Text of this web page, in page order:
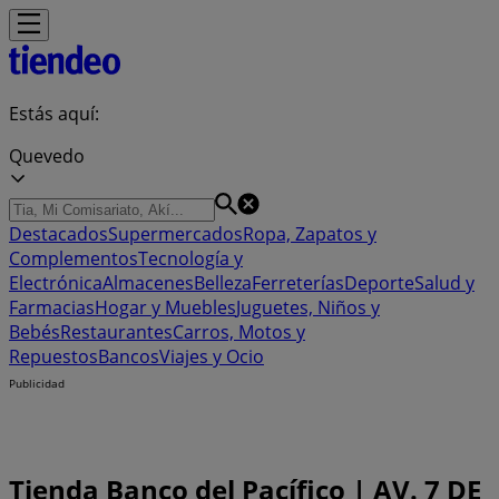
Estás aquí:
Quevedo
DestacadosSupermercadosRopa, Zapatos y
ComplementosTecnología y
ElectrónicaAlmacenesBellezaFerreteríasDeporteSalud y
FarmaciasHogar y MueblesJuguetes, Niños y
BebésRestaurantesCarros, Motos y
RepuestosBancosViajes y Ocio
Publicidad
Tienda Banco del Pacífico | AV. 7 DE